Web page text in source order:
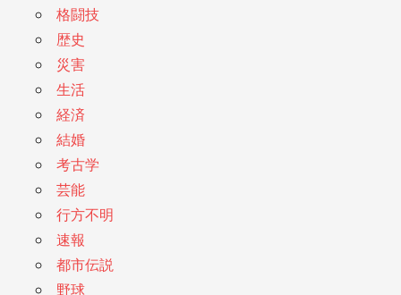
格闘技
歴史
災害
生活
経済
結婚
考古学
芸能
行方不明
速報
都市伝説
野球